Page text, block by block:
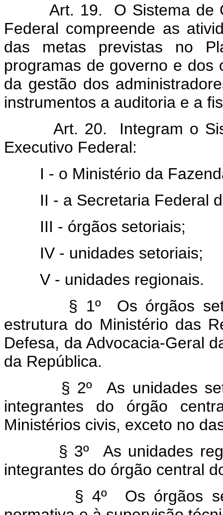
Art. 19. O Sistema de
Federal compreende as
das metas previstas no
programas de governo e dos
da gestão dos
instrumentos a auditoria e a
Art. 20. Integram o
Executivo Federal:
I - o Ministério da
II - a Secretaria Federal
III - órgãos setoriais;
IV - unidades setoriais;
V - unidades regionais.
§ 1º Os órgãos
estrutura do Ministério das
Defesa, da Advocacia-Geral
da República.
§ 2º As unidades
integrantes do órgão
Ministérios civis, exceto no
§ 3º As unidades
integrantes do órgão central
§ 4º Os órgãos